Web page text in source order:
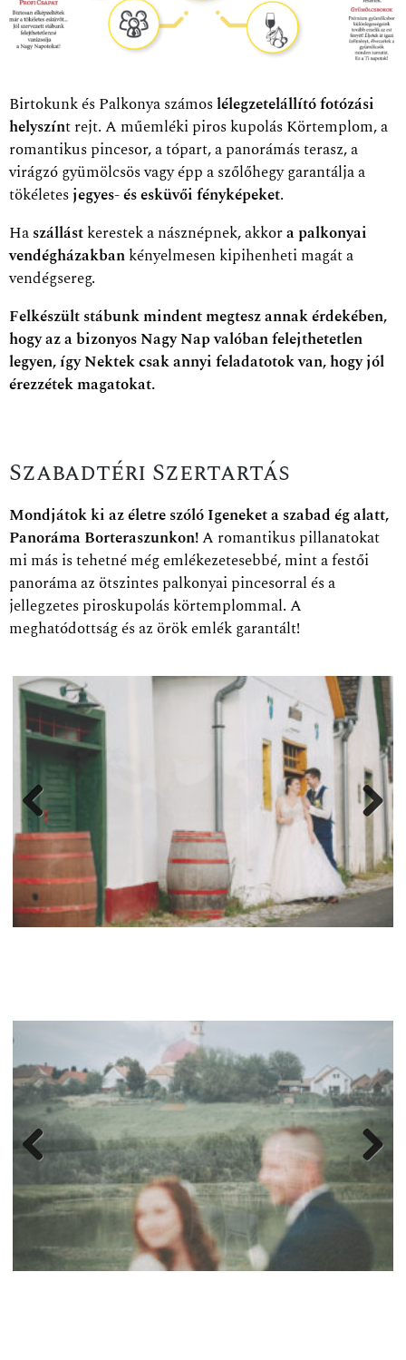
Birtokunk és Palkonya számoslélegzetelállító fotózási
helyszínt rejt. A műemléki piros kupolás Körtemplom, a
romantikus pincesor, a tópart, a panorámás terasz, a
virágzó gyümölcsös vagy épp a szőlőhegy garantálja a
tökéletesjegyes- és esküvői fényképeket.
Haszállástkerestek a násznépnek, akkora palkonyai
vendégházakbankényelmesen kipihenheti magát a
vendégsereg.
Felkészült stábunk mindent megtesz annak érdekében,
hogy az a bizonyos Nagy Nap valóban felejthetetlen
legyen, így Nektek csak annyi feladatotok van, hogy jól
érezzétek magatokat.
Szabadtéri Szertartás
Mondjátok ki az életre szóló Igeneket a szabad ég alatt,
Panoráma Borteraszunkon!A romantikus pillanatokat
mi más is tehetné még emlékezetesebbé, mint a festői
panoráma az ötszintes palkonyai pincesorral és a
jellegzetes piroskupolás körtemplommal. A
meghatódottság és az örök emlék garantált!
Previ
ous
ous
Next